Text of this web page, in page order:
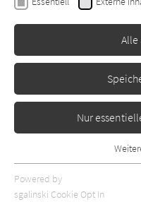
Der kleine
Wunder der
Loewe
Alle
Nur
Essentielle Cookies werden
Webseite benötigt. Dadurch
Powered by
sgalinski Cookie Opt In